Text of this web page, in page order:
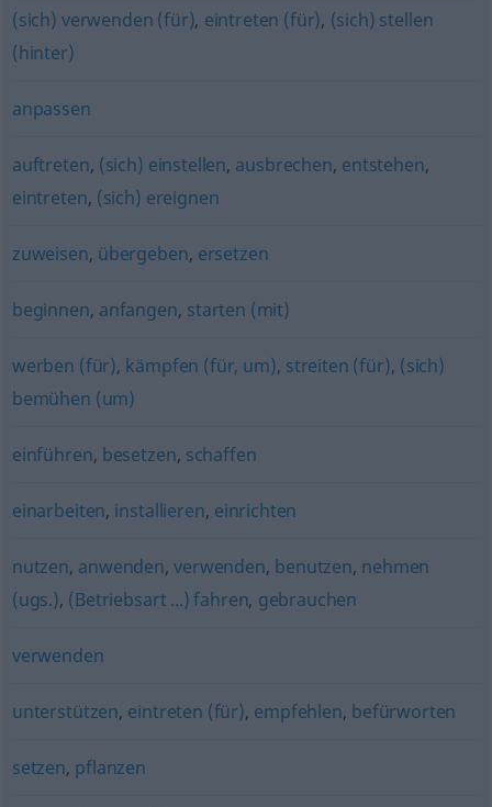
(sich) verwenden (für), eintreten (für), (sich) stellen
(hinter)
anpassen
auftreten, (sich) einstellen, ausbrechen, entstehen,
eintreten, (sich) ereignen
zuweisen, übergeben, ersetzen
beginnen, anfangen, starten (mit)
werben (für), kämpfen (für, um), streiten (für), (sich)
bemühen (um)
einführen, besetzen, schaffen
einarbeiten, installieren, einrichten
nutzen, anwenden,verwenden, benutzen, nehmen
(ugs.), (Betriebsart ...) fahren, gebrauchen
verwenden
unterstützen, eintreten (für), empfehlen, befürworten
setzen, pflanzen